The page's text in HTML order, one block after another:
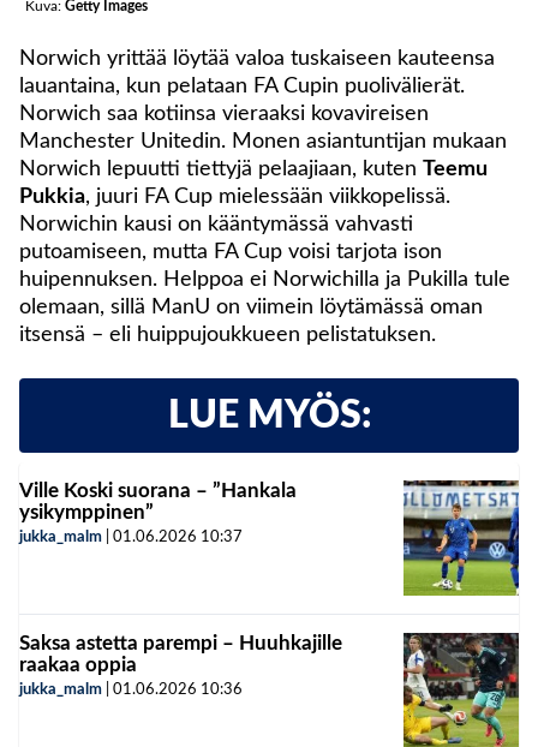
Kuva: Getty Images
Norwich yrittää löytää valoa tuskaiseen kauteensa
lauantaina, kun pelataan FA Cupin puolivälierät.
Norwich saa kotiinsa vieraaksi kovavireisen
Manchester Unitedin. Monen asiantuntijan mukaan
Norwich lepuutti tiettyjä pelaajiaan, kuten Teemu
Pukkia, juuri FA Cup mielessään viikkopelissä.
Norwichin kausi on kääntymässä vahvasti
putoamiseen, mutta FA Cup voisi tarjota ison
huipennuksen. Helppoa ei Norwichilla ja Pukilla tule
olemaan, sillä ManU on viimein löytämässä oman
itsensä – eli huippujoukkueen pelistatuksen.
LUE MYÖS:
Ville Koski suorana – ”Hankala
ysikymppinen”
jukka_malm 01.06.2026 10:37
Saksa astetta parempi – Huuhkajille
raakaa oppia
jukka_malm 01.06.2026 10:36